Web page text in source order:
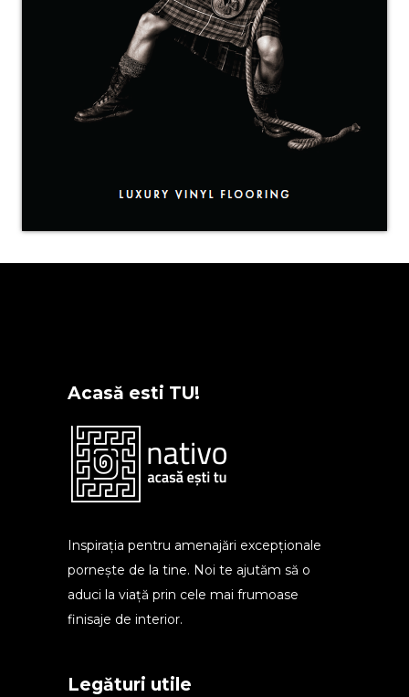
Acasă esti TU!
Inspirația pentru amenajări excepționale
pornește de la tine. Noi te ajutăm să o
aduci la viață prin cele mai frumoase
finisaje de interior.
Legături utile